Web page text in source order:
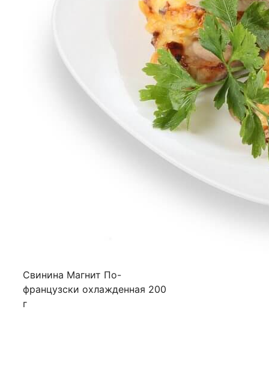
Свинина Магнит По-
французски охлажденная 200
г